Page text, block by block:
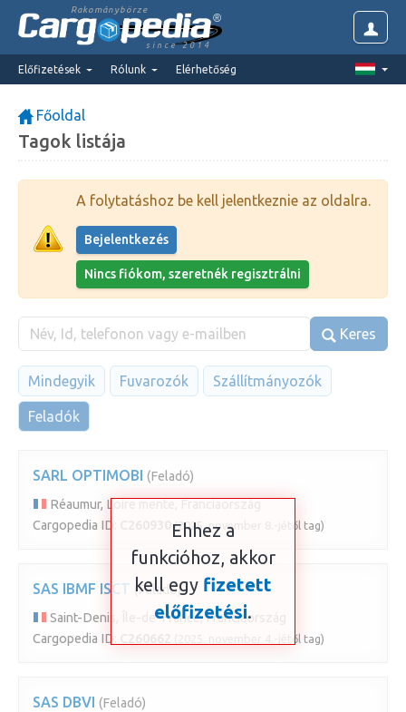
Rakománybörze
since 2014
Előfizetések Rólunk Elérhetőség
Főoldal
Tagok listája
A folytatáshoz be kell jelentkeznie az oldalra.
Bejelentkezés
Nincs fiókom, szeretnék regisztrálni
Keres
Mindegyik Fuvarozók Szállítmányozók
Feladók
SARL OPTIMOBI (Feladó)
Réaumur, Loire mente, Franciaország
Cargopedia ID:
(2025. november 8.-jétől tag)
SAS IBMF ISCT (Feladó)
Saint-Denis, Île-de-France, Franciaország
Cargopedia ID:
(2025. november 4.-jétől tag)
SAS DBVI (Feladó)
Ehhez a
funkcióhoz, akkor
kell egy fizetett
előfizetési.